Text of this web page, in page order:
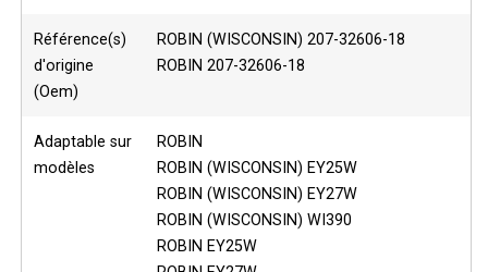
Référence(s)
d'origine
(Oem)
ROBIN (WISCONSIN) 207-32606-18
ROBIN 207-32606-18
Adaptable sur
modèles
ROBIN
ROBIN (WISCONSIN) EY25W
ROBIN (WISCONSIN) EY27W
ROBIN (WISCONSIN) WI390
ROBIN EY25W